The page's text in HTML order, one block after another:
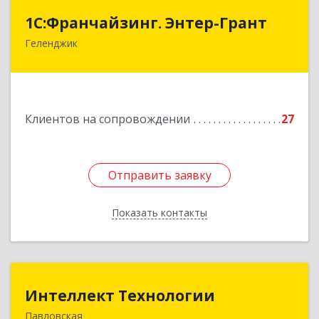
1С:Франчайзинг. Энтер-Грант
Геленджик
Клиентов на сопровождении 27
Отправить заявку
Показать контакты
1С:Франчайзинг. Энтер-Грант
353467, Краснодарский край, Геленджик г,
Отправить заявку
Назад
Интеллект Технологии
Павловская